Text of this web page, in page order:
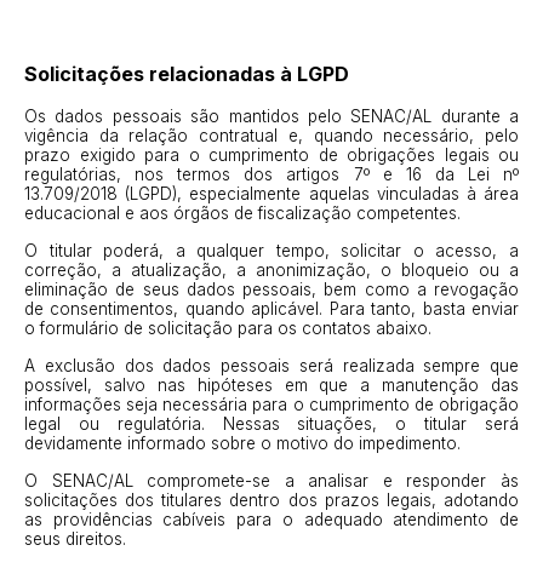
Solicitações relacionadas à LGPD
Os dados pessoais são mantidos pelo SENAC/AL durante a
vigência da relação contratual e, quando necessário, pelo
prazo exigido para o cumprimento de obrigações legais ou
regulatórias, nos termos dos artigos 7º e 16 da Lei nº
13.709/2018 (LGPD), especialmente aquelas vinculadas à área
educacional e aos órgãos de fiscalização competentes.
O titular poderá, a qualquer tempo, solicitar o acesso, a
correção, a atualização, a anonimização, o bloqueio ou a
eliminação de seus dados pessoais, bem como a revogação
de consentimentos, quando aplicável. Para tanto, basta enviar
o formulário de solicitação para os contatos abaixo.
A exclusão dos dados pessoais será realizada sempre que
possível, salvo nas hipóteses em que a manutenção das
informações seja necessária para o cumprimento de obrigação
legal ou regulatória. Nessas situações, o titular será
devidamente informado sobre o motivo do impedimento.
O SENAC/AL compromete-se a analisar e responder às
solicitações dos titulares dentro dos prazos legais, adotando
as providências cabíveis para o adequado atendimento de
seus direitos.